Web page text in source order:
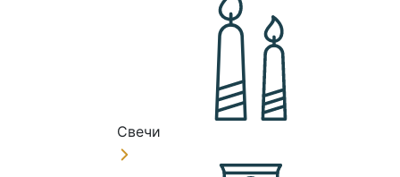
Свечи